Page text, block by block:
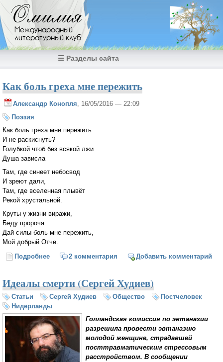
Перейти к основному содержанию
Омилия
Международный
литературный клуб
☰ Разделы сайта
Как боль греха мне пережить
Александр Конопля , 16/05/2016 — 22:09
Поэзия
Как боль греха мне пережить
И не раскиснуть?
Голубкой чтоб без всякой лжи
Душа зависла
Там, где синеет небосвод
И зреют дали,
Там, где вселенная плывёт
Рекой хрустальной.
Круты у жизни виражи,
Беду пророча.
Дай силы боль мне пережить,
Мой добрый Отче.
Подробнее о Как боль греха мне пережить
2 комментария Добавить комментарий
Идеалы смерти (Сергей Худиев)
Статьи Сергей Худиев Общество
Постчеловек
Нидерланды
Голландская комиссия по эвтаназии
разрешила провести эвтаназию
молодой женщине, страдавшей
посттравматическим стрессовым
расстройством. В сообщении